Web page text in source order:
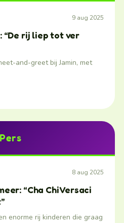
9 aug 2025
rij liep tot ver
and-greet bij Jamin, met
Pers
8 aug 2025
“Cha Chi Versaci
enorme rij kinderen die graag